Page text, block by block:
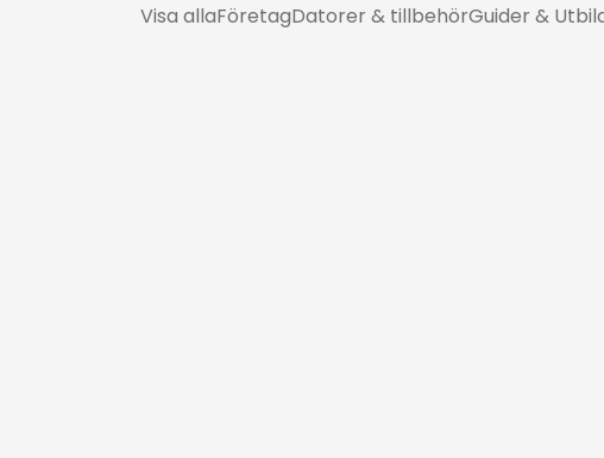
Visa allaFöretagDatorer & tillbehörGuider &